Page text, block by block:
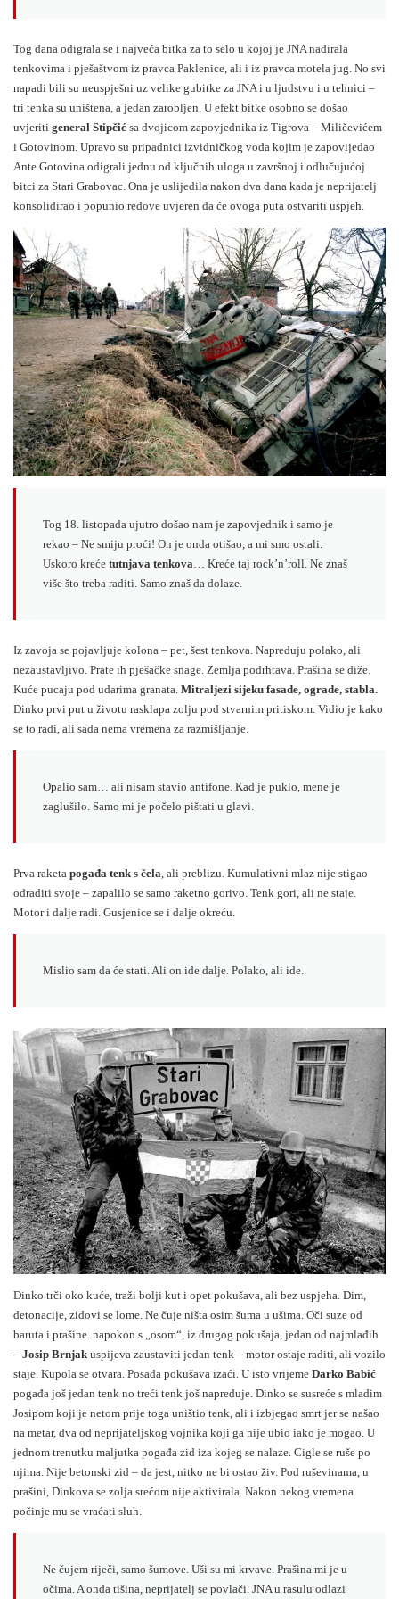
Tog dana odigrala se i najveća bitka za to selo u kojoj je JNA nadirala
tenkovima i pješaštvom iz pravca Paklenice, ali i iz pravca motela jug. No svi
napadi bili su neuspješni uz velike gubitke za JNA i u ljudstvu i u tehnici –
tri tenka su uništena, a jedan zarobljen. U efekt bitke osobno se došao
uvjeriti general Stipčić sa dvojicom zapovjednika iz Tigrova – Miličevićem
i Gotovinom. Upravo su pripadnici izvidničkog voda kojim je zapovijedao
Ante Gotovina odigrali jednu od ključnih uloga u završnoj i odlučujućoj
bitci za Stari Grabovac. Ona je uslijedila nakon dva dana kada je neprijatelj
konsolidirao i popunio redove uvjeren da će ovoga puta ostvariti uspjeh.
Tog 18. listopada ujutro došao nam je zapovjednik i samo je
rekao – Ne smiju proći! On je onda otišao, a mi smo ostali.
Uskoro kreće tutnjava tenkova… Kreće taj rock’n’roll. Ne znaš
više što treba raditi. Samo znaš da dolaze.
Iz zavoja se pojavljuje kolona – pet, šest tenkova. Napreduju polako, ali
nezaustavljivo. Prate ih pješačke snage. Zemlja podrhtava. Prašina se diže.
Kuće pucaju pod udarima granata. Mitraljezi sijeku fasade, ograde, stabla.
Dinko prvi put u životu rasklapa zolju pod stvarnim pritiskom. Vidio je kako
se to radi, ali sada nema vremena za razmišljanje.
Opalio sam… ali nisam stavio antifone. Kad je puklo, mene je
zaglušilo. Samo mi je počelo pištati u glavi.
Prva raketa pogađa tenk s čela, ali preblizu. Kumulativni mlaz nije stigao
odraditi svoje – zapalilo se samo raketno gorivo. Tenk gori, ali ne staje.
Motor i dalje radi. Gusjenice se i dalje okreću.
Mislio sam da će stati. Ali on ide dalje. Polako, ali ide.
Dinko trči oko kuće, traži bolji kut i opet pokušava, ali bez uspjeha. Dim,
detonacije, zidovi se lome. Ne čuje ništa osim šuma u ušima. Oči suze od
baruta i prašine. napokon s „osom“, iz drugog pokušaja, jedan od najmlađih
– Josip Brnjak uspijeva zaustaviti jedan tenk – motor ostaje raditi, ali vozilo
staje. Kupola se otvara. Posada pokušava izaći. U isto vrijeme Darko Babić
pogađa još jedan tenk no treći tenk još napreduje. Dinko se susreće s mladim
Josipom koji je netom prije toga uništio tenk, ali i izbjegao smrt jer se našao
na metar, dva od neprijateljskog vojnika koji ga nije ubio iako je mogao. U
jednom trenutku maljutka pogađa zid iza kojeg se nalaze. Cigle se ruše po
njima. Nije betonski zid – da jest, nitko ne bi ostao živ. Pod ruševinama, u
prašini, Dinkova se zolja srećom nije aktivirala. Nakon nekog vremena
počinje mu se vraćati sluh.
Ne čujem riječi, samo šumove. Uši su mi krvave. Prašina mi je u
očima. A onda tišina, neprijatelj se povlači. JNA u rasulu odlazi